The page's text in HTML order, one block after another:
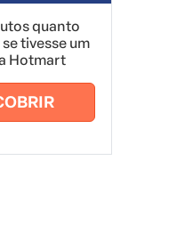
quanto
tivesse um
Hotmart